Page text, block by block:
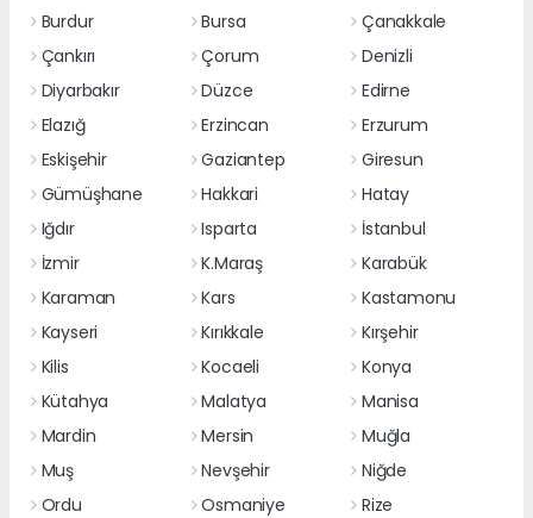
Burdur
Bursa
Çanakkale
Çankırı
Çorum
Denizli
Diyarbakır
Düzce
Edirne
Elazığ
Erzincan
Erzurum
Eskişehir
Gaziantep
Giresun
Gümüşhane
Hakkari
Hatay
Iğdır
Isparta
İstanbul
İzmir
K.Maraş
Karabük
Karaman
Kars
Kastamonu
Kayseri
Kırıkkale
Kırşehir
Kilis
Kocaeli
Konya
Kütahya
Malatya
Manisa
Mardin
Mersin
Muğla
Muş
Nevşehir
Niğde
Ordu
Osmaniye
Rize